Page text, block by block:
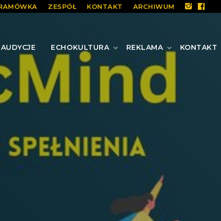
ZESPÓŁ KONTAKT ARCHIWUM
AUDYCJE ECHOKULTURA REKLAMA KONTAKT